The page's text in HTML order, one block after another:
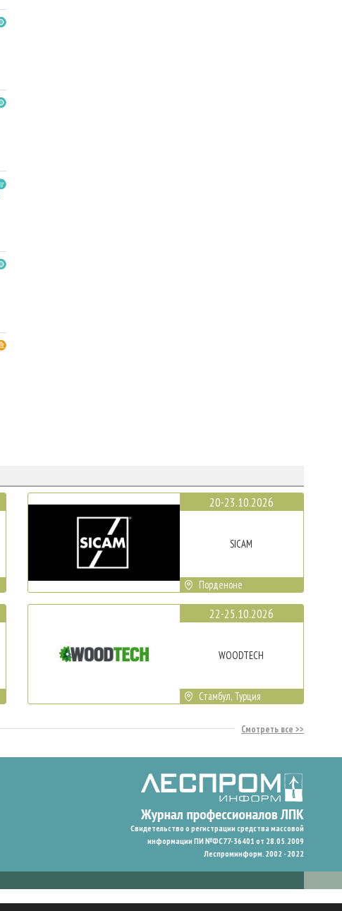
20-23.10.2026
SICAM
Порденоне
22-25.10.2026
WOODTECH
Стамбул, Турция
Смотреть все
Свидетельство о регистрации средства массовой
информации ПИ №ФС77-36401 от 28.05.2009
Леспроминформ. 2002 - 2022